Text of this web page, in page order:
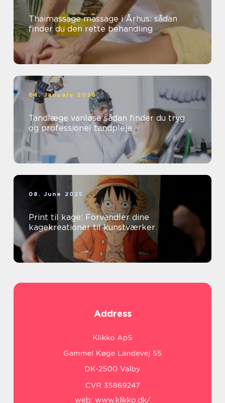
Thaimassage massage i Århus: sådan
finder du den rette behandling
04. January 2026
Tandlæge vanløse sådan finder du tryg
og professionel tandpleje
08. June 2025
Print til kage: Forvandler dine
kagekreationer til kunstværker
Address
web: www.klikko.dk/